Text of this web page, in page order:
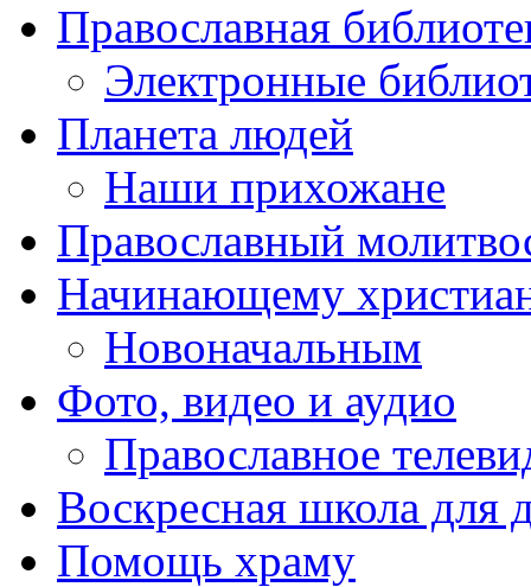
Православная
Электронные
Планета людей
Наши прихожане
Православный
Начинающему
Новоначальным
Фото, видео и аудио
Православное
Воскресная школа для
Помощь храму